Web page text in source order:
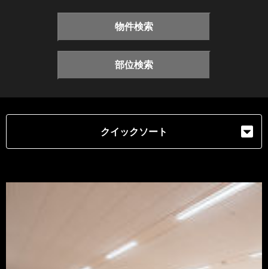
物件検索
部位検索
クイックソート